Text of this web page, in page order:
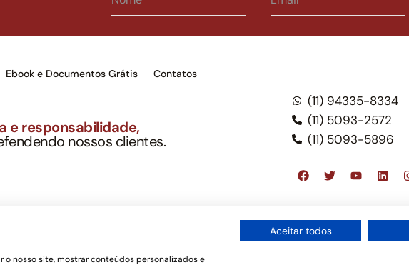
Ebook e Documentos Grátis Contatos
e responsabilidade,
nossos clientes.
(11) 94335-8334
(11) 5093-2572
(11) 5093-5896
LLC, tampouco oferece serviços públicos oficiais. Somos um escritório de
com a legislação vigente e o Código de Ética e Disciplina da OAB do Brasil – Alexandre
nosso site, mostrar conteúdos personalizados e
Aceitar todos